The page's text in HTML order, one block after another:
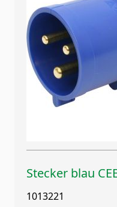
Stecker blau
1013221